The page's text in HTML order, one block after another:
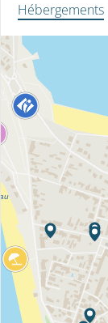
Hébergements